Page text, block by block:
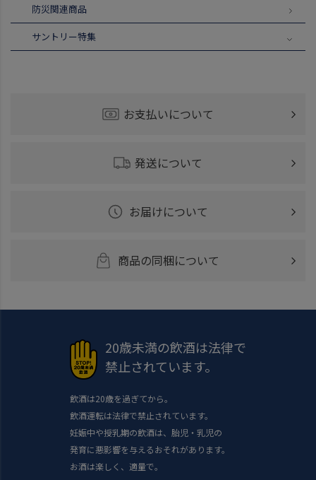
防災関連商品
サントリー特集
お支払いについて
発送について
お届けについて
商品の同梱について
20歳未満の飲酒は法律で
禁止されています。
飲酒は20歳を過ぎてから。
飲酒運転は法律で禁止されています。
妊娠中や授乳期の飲酒は、胎児・乳児の
発育に悪影響を与えるおそれがあります。
お酒は楽しく、適量で。